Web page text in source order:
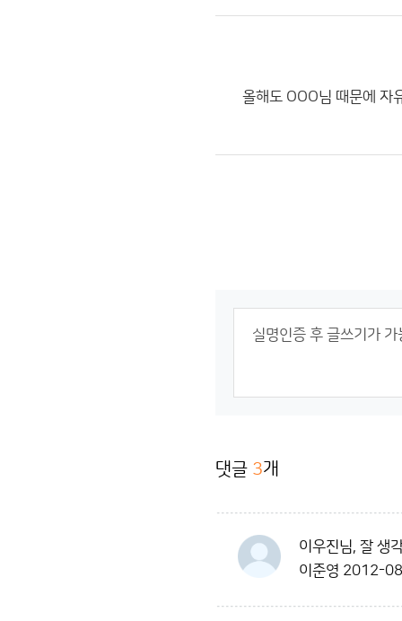
올해도 OOO님 때문에 자
댓글 3개
이우진님, 잘 생
이준영 2012-